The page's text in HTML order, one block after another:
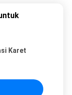
Karet